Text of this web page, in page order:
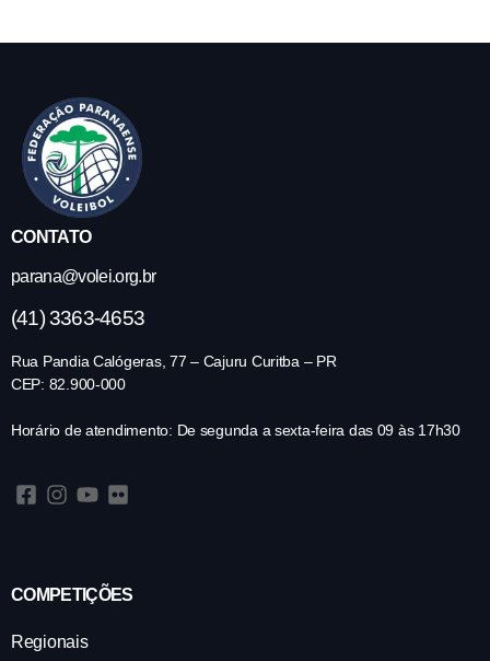
CONTATO
parana@volei.org.br
(41) 3363-4653
Rua Pandia Calógeras, 77 – Cajuru Curitba – PR
CEP: 82.900-000
Horário de atendimento: De segunda a sexta-feira das 09 às 17h30
COMPETIÇÕES
Regionais